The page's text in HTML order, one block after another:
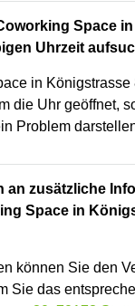
Space
Uhrzeit
in Königstrasse
die Uhr geöffnet,
Problem
an zusätzliche
Space in
können Sie den
Sie das